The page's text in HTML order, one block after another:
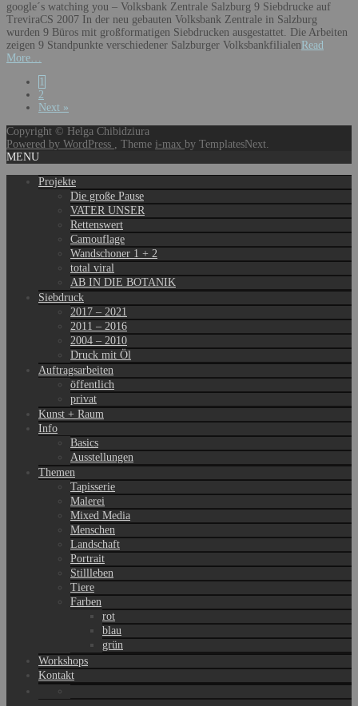
google´s watching you – Volksbank Zentrale Salzburg 9 Siebdrucke auf
TreviraCS 2007 In der neu gebauten Volksbank Zentrale in Salzburg
wurden 9 Büros mit großformatigen Siebdrucken ausgestattet. Die Arbeiten
zeigen 9 Standpunkte verschiedener Salzburger Volksbankfilialen Read
More…
Posts
navigation
1
2
Next »
Copyright © Helga Chibidziura
Powered by WordPress , Theme i-max by TemplatesNext.
MENU
Projekte
Die große Pause
VATER UNSER
Rettenswert
Camouflage
Wandschoner 1 + 2
total viral
AB IN DIE BOTANIK
Siebdruck
2017 – 2021
2011 – 2016
2004 – 2010
Druck mit Öl
Auftragsarbeiten
öffentlich
privat
Kunst + Raum
Info
Basics
Ausstellungen
Themen
Tapisserie
Malerei
Mixed Media
Menschen
Landschaft
Portrait
Stillleben
Tiere
Farben
rot
blau
grün
Workshops
Kontakt